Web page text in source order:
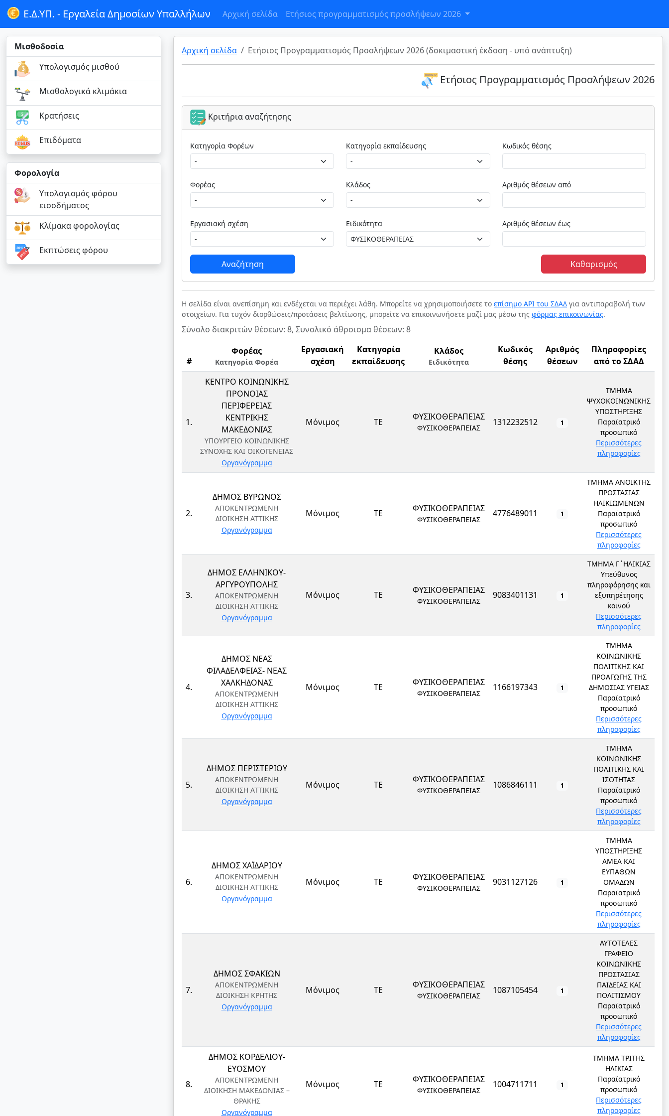
Ε.Δ.ΥΠ. - Εργαλεία Δημοσίων Υπαλλήλων Αρχική σελίδα Ετήσιος προγραμματισμός προσλήψεων 2026
Μισθοδοσία
Υπολογισμός μισθού
Μισθολογικά κλιμάκια
Κρατήσεις
Επιδόματα
Φορολογία
Υπολογισμός φόρου
εισοδήματος
Κλίμακα φορολογίας
Εκπτώσεις φόρου
Αρχική σελίδα Ετήσιος Προγραμματισμός Προσλήψεων 2026 (δοκιμαστική έκδοση - υπό ανάπτυξη)
Ετήσιος Προγραμματισμός Προσλήψεων 2026
Κριτήρια αναζήτησης
Κατηγορία Φορέων
Φορέας
Εργασιακή σχέση
Κατηγορία εκπαίδευσης
Κλάδος
Ειδικότητα
Κωδικός θέσης
Αριθμός θέσεων από
Αριθμός θέσεων έως
Αναζήτηση Καθαρισμός
Η σελίδα είναι ανεπίσημη και ενδέχεται να περιέχει λάθη. Μπορείτε να χρησιμοποιήσετε το επίσημο API του ΣΔΑΔ για αντιπαραβολή των
στοιχείων. Για τυχόν διορθώσεις/προτάσεις βελτίωσης, μπορείτε να επικοινωνήσετε μαζί μας μέσω της φόρμας επικοινωνίας.
Σύνολο διακριτών θέσεων: 8, Συνολικό άθροισμα θέσεων: 8
#
Φορέας
Κατηγορία Φορέα
Εργασιακή
σχέση
Κατηγορία
εκπαίδευσης
Κλάδος
Ειδικότητα
Κωδικός
θέσης
Αριθμός
θέσεων
Πληροφορίες
από το ΣΔΑΔ
1.
ΚΕΝΤΡΟ ΚΟΙΝΩΝΙΚΗΣ
ΠΡΟΝΟΙΑΣ
ΠΕΡΙΦΕΡΕΙΑΣ
ΚΕΝΤΡΙΚΗΣ
ΜΑΚΕΔΟΝΙΑΣ
ΥΠΟΥΡΓΕΙΟ ΚΟΙΝΩΝΙΚΗΣ
ΣΥΝΟΧΗΣ ΚΑΙ ΟΙΚΟΓΕΝΕΙΑΣ
Οργανόγραμμα
Μόνιμος ΤΕ ΦΥΣΙΚΟΘΕΡΑΠΕΙΑΣ
ΦΥΣΙΚΟΘΕΡΑΠΕΙΑΣ
1312232512 1
ΤΜΗΜΑ
ΨΥΧΟΚΟΙΝΩΝΙΚΗΣ
ΥΠΟΣΤΗΡΙΞΗΣ
Παραϊατρικό
προσωπικό
Περισσότερες
πληροφορίες
2.
ΔΗΜΟΣ ΒΥΡΩΝΟΣ
ΑΠΟΚΕΝΤΡΩΜΕΝΗ
ΔΙΟΙΚΗΣΗ ΑΤΤΙΚΗΣ
Οργανόγραμμα
Μόνιμος ΤΕ ΦΥΣΙΚΟΘΕΡΑΠΕΙΑΣ
ΦΥΣΙΚΟΘΕΡΑΠΕΙΑΣ
4776489011 1
ΤΜΗΜΑ ΑΝΟΙΚΤΗΣ
ΠΡΟΣΤΑΣΙΑΣ
ΗΛΙΚΙΩΜΕΝΩΝ
Παραϊατρικό
προσωπικό
Περισσότερες
πληροφορίες
3.
ΔΗΜΟΣ ΕΛΛΗΝΙΚΟΥ-
ΑΡΓΥΡΟΥΠΟΛΗΣ
ΑΠΟΚΕΝΤΡΩΜΕΝΗ
ΔΙΟΙΚΗΣΗ ΑΤΤΙΚΗΣ
Οργανόγραμμα
Μόνιμος ΤΕ ΦΥΣΙΚΟΘΕΡΑΠΕΙΑΣ
ΦΥΣΙΚΟΘΕΡΑΠΕΙΑΣ
9083401131 1
ΤΜΗΜΑ Γ΄ΗΛΙΚΙΑΣ
Υπεύθυνος
πληροφόρησης και
εξυπηρέτησης
κοινού
Περισσότερες
πληροφορίες
4.
ΔΗΜΟΣ ΝΕΑΣ
ΦΙΛΑΔΕΛΦΕΙΑΣ- ΝΕΑΣ
ΧΑΛΚΗΔΟΝΑΣ
ΑΠΟΚΕΝΤΡΩΜΕΝΗ
ΔΙΟΙΚΗΣΗ ΑΤΤΙΚΗΣ
Οργανόγραμμα
Μόνιμος ΤΕ ΦΥΣΙΚΟΘΕΡΑΠΕΙΑΣ
ΦΥΣΙΚΟΘΕΡΑΠΕΙΑΣ
1166197343 1
ΤΜΗΜΑ
ΚΟΙΝΩΝΙΚΗΣ
ΠΟΛΙΤΙΚΗΣ ΚΑΙ
ΠΡΟΑΓΩΓΗΣ ΤΗΣ
ΔΗΜΟΣΙΑΣ ΥΓΕΙΑΣ
Παραϊατρικό
προσωπικό
Περισσότερες
πληροφορίες
5.
ΔΗΜΟΣ ΠΕΡΙΣΤΕΡΙΟΥ
ΑΠΟΚΕΝΤΡΩΜΕΝΗ
ΔΙΟΙΚΗΣΗ ΑΤΤΙΚΗΣ
Οργανόγραμμα
Μόνιμος ΤΕ ΦΥΣΙΚΟΘΕΡΑΠΕΙΑΣ
ΦΥΣΙΚΟΘΕΡΑΠΕΙΑΣ
1086846111 1
ΤΜΗΜΑ
ΚΟΙΝΩΝΙΚΗΣ
ΠΟΛΙΤΙΚΗΣ ΚΑΙ
ΙΣΟΤΗΤΑΣ
Παραϊατρικό
προσωπικό
Περισσότερες
πληροφορίες
6.
ΔΗΜΟΣ ΧΑΪΔΑΡΙΟΥ
ΑΠΟΚΕΝΤΡΩΜΕΝΗ
ΔΙΟΙΚΗΣΗ ΑΤΤΙΚΗΣ
Οργανόγραμμα
Μόνιμος ΤΕ ΦΥΣΙΚΟΘΕΡΑΠΕΙΑΣ
ΦΥΣΙΚΟΘΕΡΑΠΕΙΑΣ
9031127126 1
ΤΜΗΜΑ
ΥΠΟΣΤΗΡΙΞΗΣ
ΑΜΕΑ ΚΑΙ
ΕΥΠΑΘΩΝ
ΟΜΑΔΩΝ
Παραϊατρικό
προσωπικό
Περισσότερες
πληροφορίες
7.
ΔΗΜΟΣ ΣΦΑΚΙΩΝ
ΑΠΟΚΕΝΤΡΩΜΕΝΗ
ΔΙΟΙΚΗΣΗ ΚΡΗΤΗΣ
Οργανόγραμμα
Μόνιμος ΤΕ ΦΥΣΙΚΟΘΕΡΑΠΕΙΑΣ
ΦΥΣΙΚΟΘΕΡΑΠΕΙΑΣ
1087105454 1
ΑΥΤΟΤΕΛΕΣ
ΓΡΑΦΕΙΟ
ΚΟΙΝΩΝΙΚΗΣ
ΠΡΟΣΤΑΣΙΑΣ
ΠΑΙΔΕΙΑΣ ΚΑΙ
ΠΟΛΙΤΙΣΜΟΥ
Παραϊατρικό
προσωπικό
Περισσότερες
πληροφορίες
8.
ΔΗΜΟΣ ΚΟΡΔΕΛΙΟΥ-
ΕΥΟΣΜΟΥ
ΑΠΟΚΕΝΤΡΩΜΕΝΗ
ΔΙΟΙΚΗΣΗ ΜΑΚΕΔΟΝΙΑΣ –
ΘΡΑΚΗΣ
Οργανόγραμμα
Μόνιμος ΤΕ ΦΥΣΙΚΟΘΕΡΑΠΕΙΑΣ
ΦΥΣΙΚΟΘΕΡΑΠΕΙΑΣ
1004711711 1
ΤΜΗΜΑ ΤΡΙΤΗΣ
ΗΛΙΚΙΑΣ
Παραϊατρικό
προσωπικό
Περισσότερες
πληροφορίες